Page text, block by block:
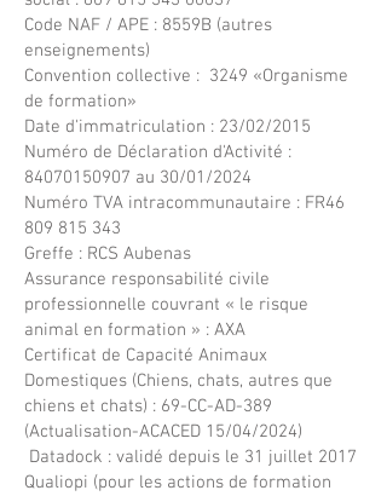
Code NAF / APE : 8559B (autres
enseignements)
Convention collective : 3249 «Organisme
de formation»
Date d'immatriculation : 23/02/2015
Numéro de Déclaration d'Activité :
84070150907 au 30/01/2024
Numéro TVA intracommunautaire : FR46
809 815 343
Greffe : RCS Aubenas
Assurance responsabilité civile
professionnelle couvrant « le risque
animal en formation » : AXA
Certificat de Capacité Animaux
Domestiques (Chiens, chats, autres que
chiens et chats) : 69-CC-AD-389
(Actualisation-ACACED 15/04/2024)
Datadock : validé depuis le 31 juillet 2017
Qualiopi (pour les actions de formation